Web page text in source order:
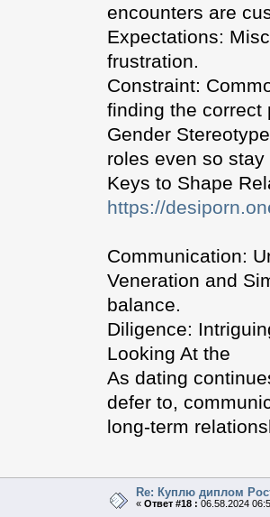
encounters are
Expectations:
frustration.
Constraint:
finding the correct
Gender
roles even so
Keys to Shape
https://
Communication:
Veneration and
balance.
Diligence:
Looking At the
As dating
defer to,
long-term
Re: Куплю диплом
«Ответ #18 : 06.58.2024